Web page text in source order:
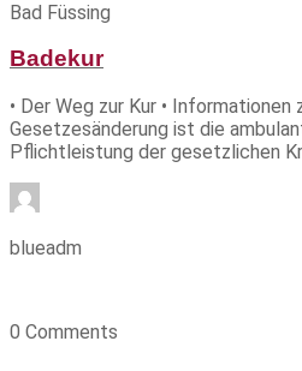
Bad Füssing
Badekur
• Der Weg zur Kur • Informationen
Gesetzesänderung ist die
Pflichtleistung der gesetzlichen
blueadm
0 Comments